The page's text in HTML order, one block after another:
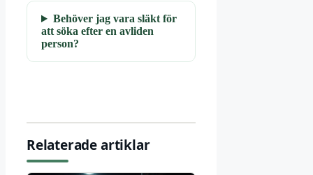
Behöver jag vara släkt för
att söka efter en avliden
person?
Relaterade artiklar